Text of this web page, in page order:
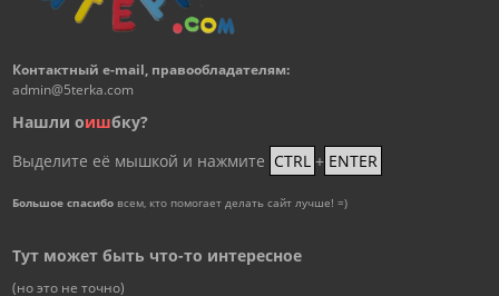
Контактный e-mail, правообладателям:
admin@5terka.com
Нашли оишбку?
Выделите её мышкой и нажмите CTRL + ENTER
Большое спасибовсем, кто помогает делать сайт лучше! =)
Тут может быть что-то интересное
(но это не точно)